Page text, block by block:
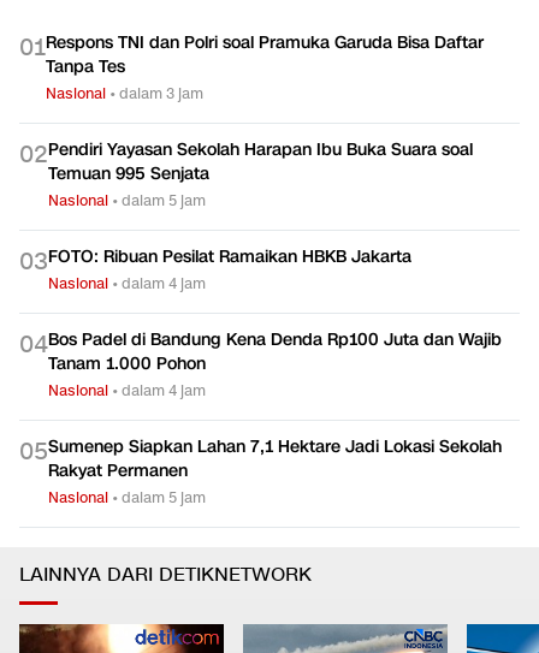
01Respons TNI dan Polri soal Pramuka Garuda Bisa Daftar
Tanpa Tes
Nasional •dalam 3 jam
02Pendiri Yayasan Sekolah Harapan Ibu Buka Suara soal
Temuan 995 Senjata
Nasional •dalam 5 jam
03FOTO: Ribuan Pesilat Ramaikan HBKB Jakarta
Nasional •dalam 4 jam
04Bos Padel di Bandung Kena Denda Rp100 Juta dan Wajib
Tanam 1.000 Pohon
Nasional •dalam 4 jam
05Sumenep Siapkan Lahan 7,1 Hektare Jadi Lokasi Sekolah
Rakyat Permanen
Nasional •dalam 5 jam
LAINNYA DARI DETIKNETWORK